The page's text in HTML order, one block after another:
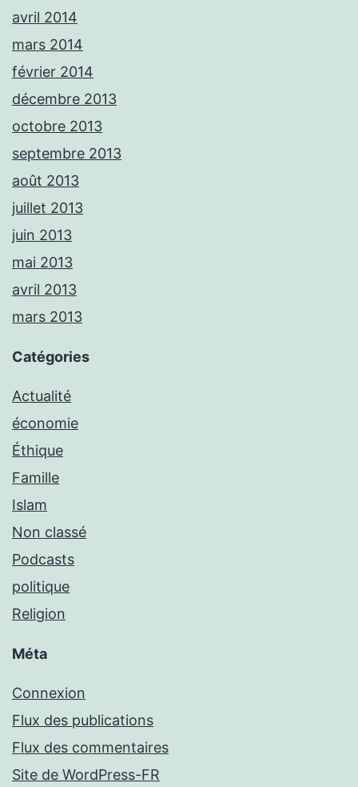
avril 2014
mars 2014
février 2014
décembre 2013
octobre 2013
septembre 2013
août 2013
juillet 2013
juin 2013
mai 2013
avril 2013
mars 2013
Catégories
Actualité
économie
Éthique
Famille
Islam
Non classé
Podcasts
politique
Religion
Méta
Connexion
Flux des publications
Flux des commentaires
Site de WordPress-FR